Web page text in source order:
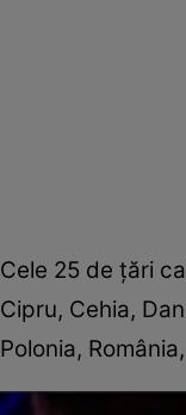
Cele 25 de țări
Cipru, Cehia,
Polonia,